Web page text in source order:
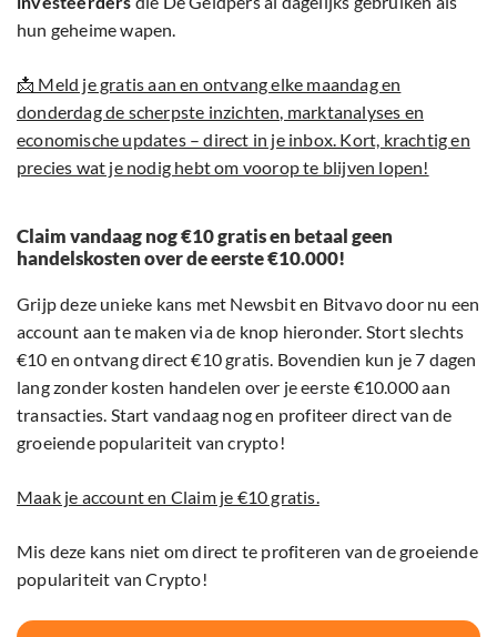
hun geheime wapen.
📩 Meld je gratis aan en ontvang elke maandag en
donderdag de scherpste inzichten, marktanalyses en
economische updates – direct in je inbox. Kort, krachtig en
precies wat je nodig hebt om voorop te blijven lopen!
Claim vandaag nog €10 gratis en betaal geen
handelskosten over de eerste €10.000!
Grijp deze unieke kans met Newsbit en Bitvavo door nu een
account aan te maken via de knop hieronder. Stort slechts
€10 en ontvang direct €10 gratis. Bovendien kun je 7 dagen
lang zonder kosten handelen over je eerste €10.000 aan
transacties. Start vandaag nog en profiteer direct van de
groeiende populariteit van crypto!
Maak je account en Claim je €10 gratis.
Mis deze kans niet om direct te profiteren van de groeiende
populariteit van Crypto!